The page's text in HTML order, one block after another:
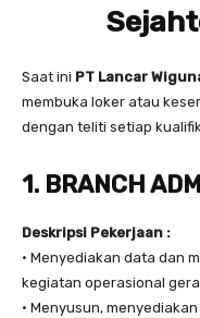
Saat ini PT Lancar
membuka loker atau
dengan teliti setiap
1. BRANCH
Deskripsi Pekerjaan :
• Menyediakan data dan
kegiatan operasional
• Menyusun,